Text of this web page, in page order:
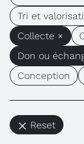
Tri et
Collecte ×
Don ou
Conception
Reset